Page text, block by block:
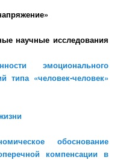
научные исследования
эмоционального
типа «человек-человек»
обоснование
компенсации в